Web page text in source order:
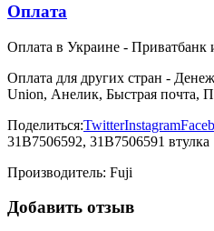
Оплата
Оплата в Украине - Приватбанк
Оплата для других стран -
Union, Анелик, Быстрая почта,
Поделиться:TwitterInstagram
31B7506592, 31B7506591 втулка
Производитель: Fuji
Добавить отзыв